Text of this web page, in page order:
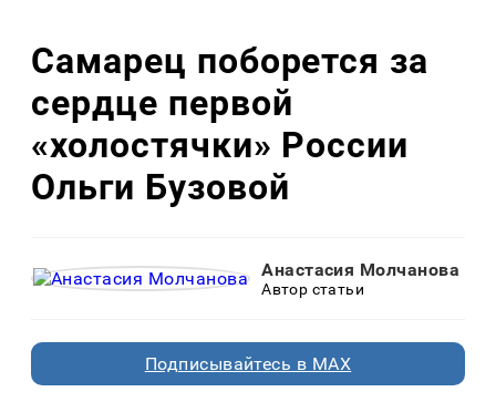
Самарец поборется за
сердце первой
«холостячки» России
Ольги Бузовой
Анастасия Молчанова
Автор статьи
Подписывайтесь в MAX